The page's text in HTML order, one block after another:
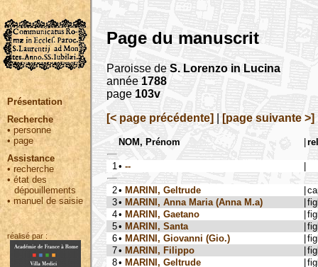
Présentation
Recherche
• personne
•page
Assistance
• recherche
•état des
dépouillements
•manuel de saisie
réalisé par :
Page du manuscrit
Paroisse de S. Lorenzo in Lucina
année 1788
page 103v
[< page précédente]
[page suivante >]
NOM, Prénom
1 • --
2• MARINI, Geltrude
3• MARINI, Anna Maria (Anna M.a)
4• MARINI, Gaetano
5• MARINI, Santa
6• MARINI, Giovanni (Gio.)
7• MARINI, Filippo
8• MARINI, Geltrude